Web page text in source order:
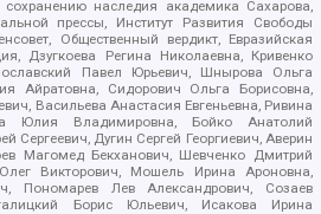
наследия академика Сахарова,
прессы, Институт Развития Свободы
Общественный вердикт, Евразийская
Дзугкоева Регина Николаевна, Кривенко
Павел Юрьевич, Шнырова Ольга
Айратовна, Сидорович Ольга Борисовна,
Васильева Анастасия Евгеньевна, Ривина
Юлия Владимировна, Бойко Анатолий
Сергеевич, Дугин Сергей Георгиевич, Аверин
Магомед Бекханович, Шевченко Дмитрий
Викторович, Мошель Ирина Ароновна,
Пономарев Лев Александрович, Созаев
Борис Юльевич, Исакова Ирина